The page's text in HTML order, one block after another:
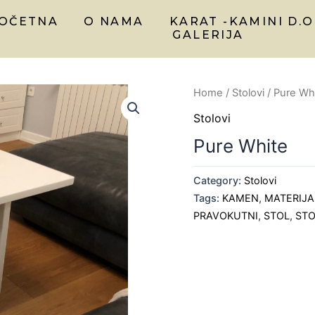
O NAMA
KARAT -KAMINI
GALERIJA
Home / Stolovi / Pure
Stolovi
Pure White
Category: Stolovi
Tags: KAMEN,
PRAVOKUTNI, STOL,